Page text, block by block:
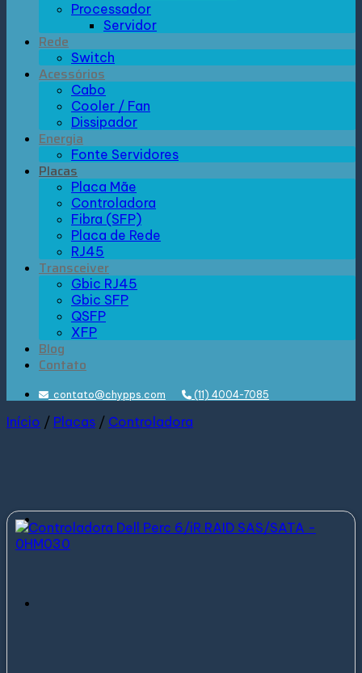
Processador
Servidor
Rede
Switch
Acessórios
Cabo
Cooler / Fan
Dissipador
Energia
Fonte Servidores
Placas
Placa Mãe
Controladora
Fibra (SFP)
Placa de Rede
RJ45
Transceiver
Gbic RJ45
Gbic SFP
QSFP
XFP
Blog
Contato
contato@chypps.com (11) 4004-7085
Início / Placas / Controladora